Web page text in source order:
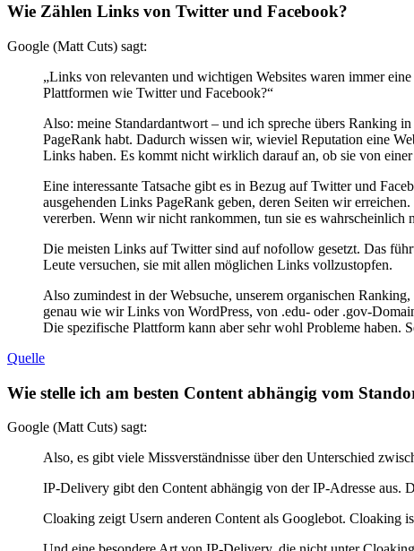
Wie Zählen Links von Twitter und Facebook?
Google (Matt Cuts) sagt:
„Links von relevanten und wichtigen Websites waren immer
Plattformen wie Twitter und Facebook?“
Also: meine Standardantwort – und ich spreche übers Ranking
PageRank habt. Dadurch wissen wir, wieviel Reputation eine
Links haben. Es kommt nicht wirklich darauf an, ob sie von
Eine interessante Tatsache gibt es in Bezug auf Twitter und
ausgehenden Links PageRank geben, deren Seiten wir
vererben. Wenn wir nicht rankommen, tun sie es wahrscheinlich
Die meisten Links auf Twitter sind auf nofollow gesetzt. Das
Leute versuchen, sie mit allen möglichen Links vollzustopfen.
Also zumindest in der Websuche, unserem organischen
genau wie wir Links von WordPress, von .edu- oder .gov-
Die spezifische Plattform kann aber sehr wohl Probleme haben.
Quelle
Wie stelle ich am besten Content abhängig vom
Google (Matt Cuts) sagt:
Also, es gibt viele Missverständnisse über den Unterschied
IP-Delivery gibt den Content abhängig von der IP-Adresse aus.
Cloaking zeigt Usern anderen Content als Googlebot.